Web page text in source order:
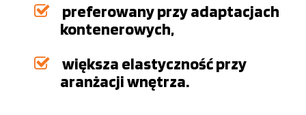
preferowany przy adaptacjach
kontenerowych,
większa elastyczność przy
aranżacji wnętrza.